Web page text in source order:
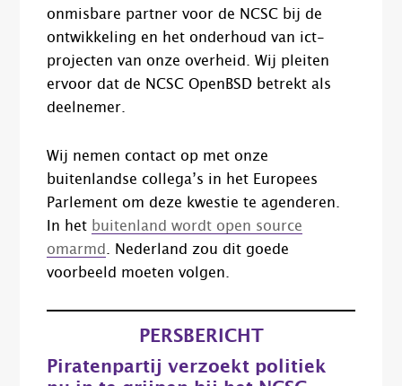
onmisbare partner voor de NCSC bij de
ontwikkeling en het onderhoud van ict-
projecten van onze overheid. Wij pleiten
ervoor dat de NCSC OpenBSD betrekt als
deelnemer.
Wij nemen contact op met onze
buitenlandse collega’s in het Europees
Parlement om deze kwestie te agenderen.
In het buitenland wordt open source
omarmd . Nederland zou dit goede
voorbeeld moeten volgen.
PERSBERICHT
Piratenpartij verzoekt politiek